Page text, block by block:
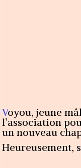
Voyou, jeune
l’association
un nouveau
Heureusement,